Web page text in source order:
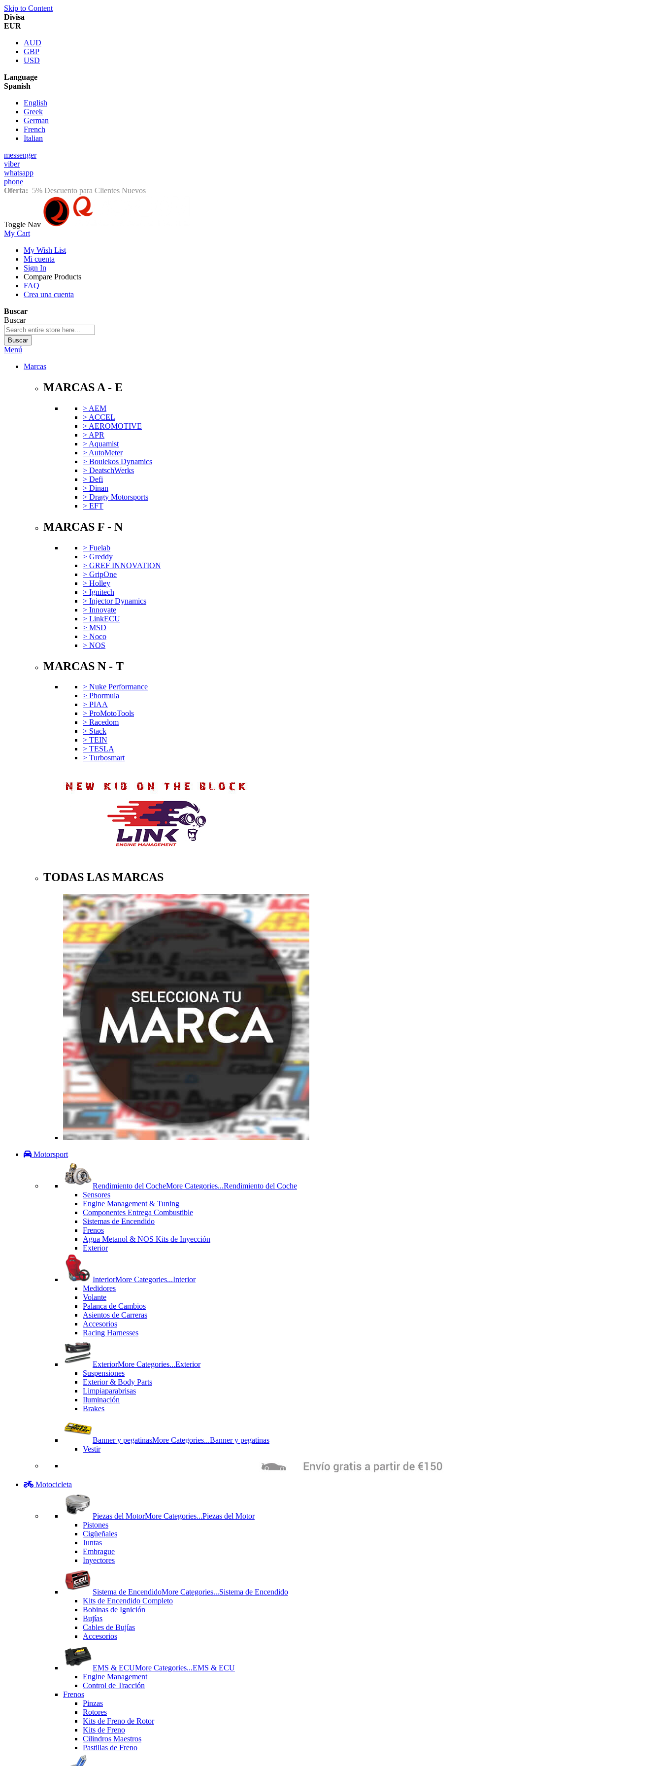
Skip to Content
Divisa
EUR
AUD
GBP
USD
Language
Spanish
English
Greek
German
French
Italian
messenger
viber
whatsapp
phone
Oferta: 5% Descuento para Clientes Nuevos
Toggle Nav
My Cart
My Wish List
Mi cuenta
Sign In
Compare Products
FAQ
Crea una cuenta
Buscar
Buscar
Buscar
Menú
Marcas
MARCAS A - E
> AEM
> ACCEL
> AEROMOTIVE
> APR
> Aquamist
> AutoMeter
> Boulekos Dynamics
> DeatschWerks
> Defi
> Dinan
> Dragy Motorsports
> EFT
MARCAS F - N
> Fuelab
> Greddy
> GREF INNOVATION
> GripOne
> Holley
> Ignitech
> Injector Dynamics
> Innovate
> LinkECU
> MSD
> Noco
> NOS
MARCAS N - T
> Nuke Performance
> Phormula
> PIAA
> ProMotoTools
> Racedom
> Stack
> TEIN
> TESLA
> Turbosmart
TODAS LAS MARCAS
Motorsport
Rendimiento del CocheMore Categories...Rendimiento del Coche
Sensores
Engine Management & Tuning
Componentes Entrega Combustible
Sistemas de Encendido
Frenos
Agua Metanol & NOS Kits de Inyección
Exterior
InteriorMore Categories...Interior
Medidores
Volante
Palanca de Cambios
Asientos de Carreras
Accesorios
Racing Harnesses
ExteriorMore Categories...Exterior
Suspensiones
Exterior & Body Parts
Limpiaparabrisas
Iluminación
Brakes
Banner y pegatinasMore Categories...Banner y pegatinas
Vestir
Motocicleta
Piezas del MotorMore Categories...Piezas del Motor
Pistones
Cigüeñales
Juntas
Εmbrague
Inyectores
Sistema de EncendidoMore Categories...Sistema de Encendido
Kits de Encendido Completo
Bobinas de Ignición
Bujías
Cables de Bujías
Accesorios
EMS & ECUMore Categories...EMS & ECU
Engine Management
Control de Tracción
Frenos
Pinzas
Rotores
Kits de Freno de Rotor
Kits de Freno
Cilindros Maestros
Pastillas de Freno